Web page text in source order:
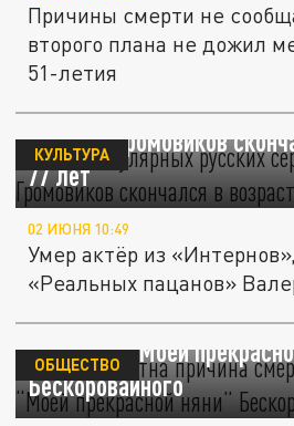
Причины смерти не
второго плана не дожил
51-летия
Актёр популярных
Валерий Громовиков
77 лет
КУЛЬТУРА
02 ИЮНЯ 10:49
Умер актёр из
«Реальных пацанов»
Стала известна причина
“Кухни” и “Моей
Бескоровайного
ОБЩЕСТВО